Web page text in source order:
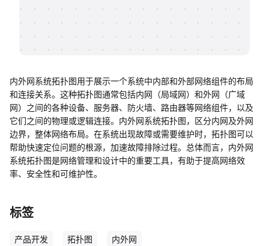
内外网系统拓扑图用于展示一个系统中内部和外部网络组件的布局
和连接关系。这种拓扑图通常包括内网（局域网）和外网（广域
网）之间的各种设备、服务器、防火墙、路由器等网络组件，以及
它们之间的物理或逻辑连接。内外网系统拓扑图，区分内网及外网
边界，整体网络布局。在系统出现故障或需要维护时，拓扑图可以
帮助快速定位问题的根源，加速故障排除过程。总体而言，内外网
系统拓扑图是网络管理和设计中的重要工具，有助于提高网络效
率、安全性和可维护性。
标签
产品开发 拓扑图 内外网